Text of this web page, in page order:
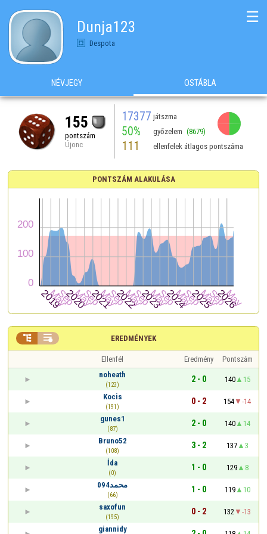
Dunja123
Despota
☰
NÉVJEGY OSTÁBLA
155
pontszám
Újonc
17377 játszma
50% győzelem (8679)
111 ellenfelek átlagos pontszáma
PONTSZÁM ALAKULÁSA
EREDMÉNYEK
 
Ellenfél Eredmény
Pontszám
noheath
(123)
2 - 0 140
15
Kocis
(191)
0 - 2 154
-14
gunes1
(87)
2 - 0 140
14
Bruno52
(108)
3 - 2 137
3
İda
(0)
1 - 0 129
8
محمد094
(66)
1 - 0 119
10
saxofun
(195)
0 - 2 132
-13
giannidy